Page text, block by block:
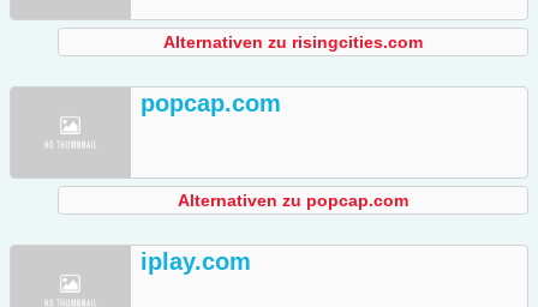
Alternativen zu risingcities.com
popcap.com
Alternativen zu popcap.com
iplay.com